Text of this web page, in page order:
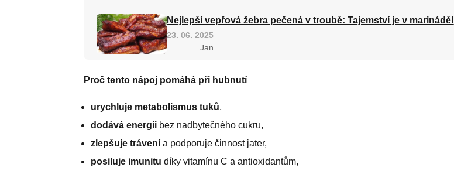
Nejlepší vepřová žebra pečená v troubě: Tajemství je v marinádě!
23. 06. 2025
Jan
Proč tento nápoj pomáhá při hubnutí
urychluje metabolismus tuků,
dodává energiibez nadbytečného cukru,
zlepšuje trávenía podporuje činnost jater,
posiluje imunitu díky vitamínu C a antioxidantům,